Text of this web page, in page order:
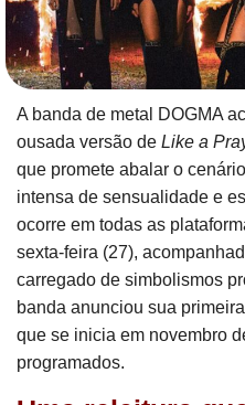
A banda de metal DOGMA
ousada versão de Like a
que promete abalar o
intensa de sensualidade e
ocorre em todas as
sexta-feira (27),
carregado de simbolismos
banda anunciou sua
que se inicia em novembro
programados.